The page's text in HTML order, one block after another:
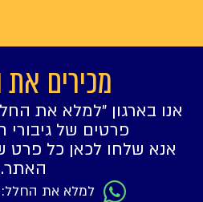
מכירים את
אנו בארגון ״למלא את
פרטים של גיבורי
אנא שלחו לכאן כל פרט
האתר.
למלא את החלל: 055-5637808